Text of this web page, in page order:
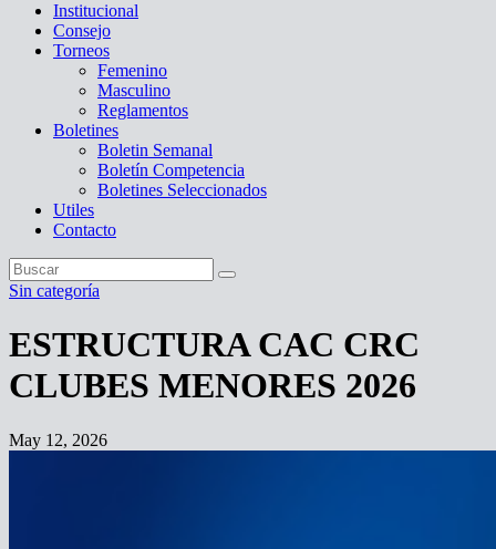
Institucional
Consejo
Torneos
Femenino
Masculino
Reglamentos
Boletines
Boletin Semanal
Boletín Competencia
Boletines Seleccionados
Utiles
Contacto
Sin categoría
ESTRUCTURA CAC CRC
CLUBES MENORES 2026
May 12, 2026